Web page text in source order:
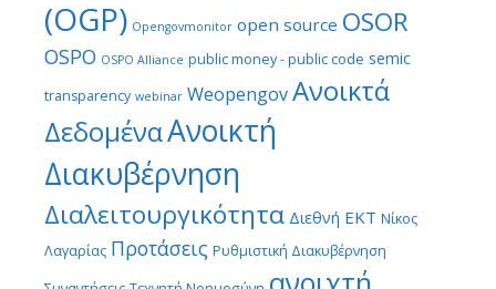
(OGP) Opengovmonitor open source OSOR
OSPO OSPO Alliance public money - public code semic
transparency webinar WeopengovΑνοικτά
ΔεδομέναΑνοικτή
Διακυβέρνηση
Διαλειτουργικότητα Διεθνή ΕΚΤ Νίκος
Λαγαρίας Προτάσεις Ρυθμιστική Διακυβέρνηση